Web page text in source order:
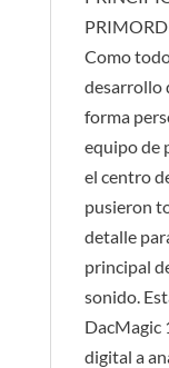
Como
desarrollo
forma
equipo de
el centro
pusieron
detalle
principal
sonido.
DacMagic
digital a